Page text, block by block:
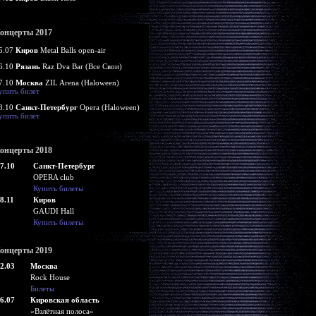
2017
Киров Metal Balls open-air
Рязань Raz Dva Bar (Все Свои)
Москва ZIL Arena (Haloween)
билет
Санкт-Петербург Opera (Haloween)
билет
2018
Санкт-Петербург
OPERA club
Купить билеты
Киров
GAUDI Hall
Купить билеты
2019
Москва
Rock House
Билеты
Кировская область
«Взлётная полоса»